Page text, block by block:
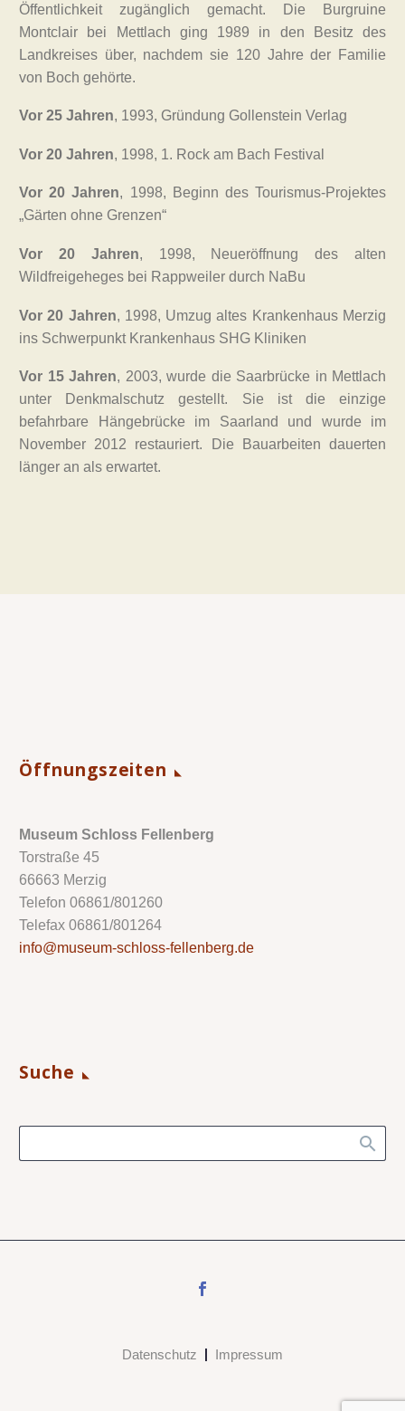
Öffentlichkeit zugänglich gemacht. Die Burgruine
Montclair bei Mettlach ging 1989 in den Besitz des
Landkreises über, nachdem sie 120 Jahre der Familie
von Boch gehörte.
Vor 25 Jahren, 1993, Gründung Gollenstein Verlag
Vor 20 Jahren, 1998, 1. Rock am Bach Festival
Vor 20 Jahren, 1998, Beginn des Tourismus-Projektes
„Gärten ohne Grenzen“
Vor 20 Jahren, 1998, Neueröffnung des alten
Wildfreigeheges bei Rappweiler durch NaBu
Vor 20 Jahren, 1998, Umzug altes Krankenhaus Merzig
ins Schwerpunkt Krankenhaus SHG Kliniken
Vor 15 Jahren, 2003, wurde die Saarbrücke in Mettlach
unter Denkmalschutz gestellt. Sie ist die einzige
befahrbare Hängebrücke im Saarland und wurde im
November 2012 restauriert. Die Bauarbeiten dauerten
länger an als erwartet.
Öffnungszeiten
Museum Schloss Fellenberg
Torstraße 45
66663 Merzig
Telefon 06861/801260
Telefax 06861/801264
info@museum-schloss-fellenberg.de
Suche
Datenschutz Impressum